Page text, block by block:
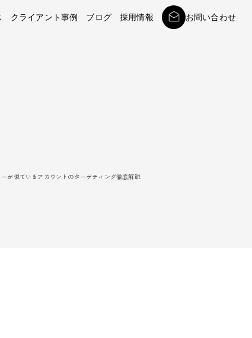
クライアント事例 ブログ 採用情報 お問い合わせ
ーが似ているアカウントのターゲティング徹底解説